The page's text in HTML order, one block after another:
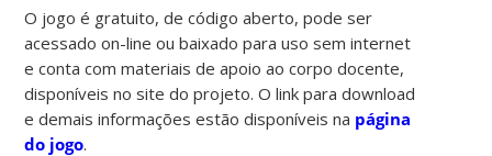
O jogo é gratuito, de código aberto, pode ser
acessado on-line ou baixado para uso sem internet
e conta com materiais de apoio ao corpo docente,
disponíveis no site do projeto. O link para download
e demais informações estão disponíveis na página
do jogo.